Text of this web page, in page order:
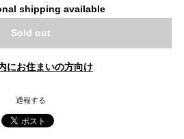
shipping available
Sold out
にお住まいの方向け
通報する